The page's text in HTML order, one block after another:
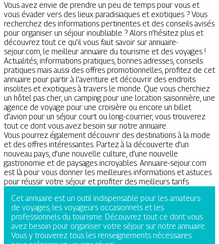
Vous avez envie de prendre un peu de temps pour vous et
vous évader vers des lieux paradisiaques et exotiques ? Vous
recherchez des informations pertinentes et des conseils avisés
pour organiser un séjour inoubliable ? Alors n’hésitez plus et
découvrez tout ce qu’il vous faut savoir sur annuaire-
sejour.com, le meilleur annuaire du tourisme et des voyages !
Actualités, informations pratiques, bonnes adresses, conseils
pratiques mais aussi des offres promotionnelles, profitez de cet
annuaire pour partir à l’aventure et découvrir des endroits
insolites et exotiques à travers le monde. Que vous cherchiez
un hôtel pas cher, un camping pour une location saisonnière, une
agence de voyage pour une croisière ou encore un billet
d’avion pour un séjour court ou long-courrier, vous trouverez
tout ce dont vous avez besoin sur notre annuaire.
Vous pourrez également découvrir des destinations à la mode
et des offres intéressantes. Partez à la découverte d’un
nouveau pays, d’une nouvelle culture, d’une nouvelle
gastronomie et de paysages incroyables. Annuaire-sejour.com
est là pour vous donner les meilleures informations et astuces
pour réussir votre séjour et profiter des meilleurs tarifs.
Cet annuaire est un outil indispensable pour les amateurs
de voyages, les voyageurs occasionnels et les
professionnels du tourisme. Découvrez tout ce dont vous
avez besoin pour organiser votre séjour sur notre annuaire.
Vous y trouverez tous les renseignements nécessaires